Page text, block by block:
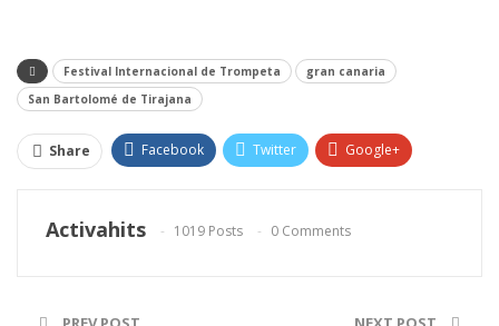
Festival Internacional de Trompeta
gran canaria
San Bartolomé de Tirajana
Share Facebook Twitter Google+
Email
Activahits 1019 Posts 0 Comments